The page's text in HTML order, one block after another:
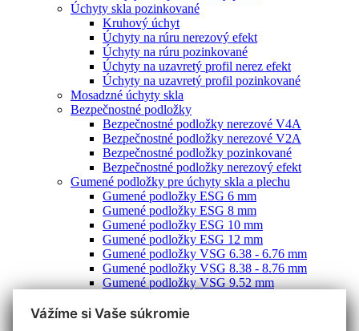
Úchyty skla pozinkované
Kruhový úchyt
Úchyty na rúru nerezový efekt
Úchyty na rúru pozinkované
Úchyty na uzavretý profil nerez efekt
Úchyty na uzavretý profil pozinkované
Mosadzné úchyty skla
Bezpečnostné podložky
Bezpečnostné podložky nerezové V4A
Bezpečnostné podložky nerezové V2A
Bezpečnostné podložky pozinkované
Bezpečnostné podložky nerezový efekt
Gumené podložky pre úchyty skla a plechu
Gumené podložky ESG 6 mm
Gumené podložky ESG 8 mm
Gumené podložky ESG 10 mm
Gumené podložky ESG 12 mm
Gumené podložky VSG 6.38 - 6.76 mm
Gumené podložky VSG 8.38 - 8.76 mm
Gumené podložky VSG 9.52 mm
Gumené podložky VSG 11.52 mm
Vážíme si Vaše súkromie